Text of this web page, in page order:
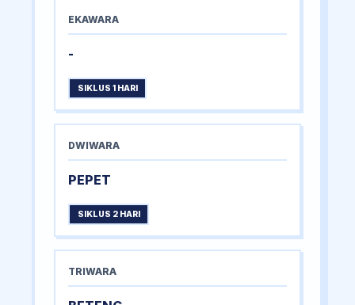
EKAWARA
-
SIKLUS 1 HARI
DWIWARA
PEPET
SIKLUS 2 HARI
TRIWARA